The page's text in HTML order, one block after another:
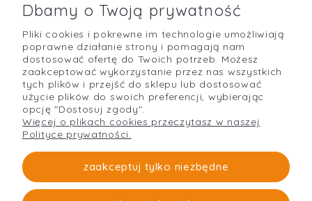
POMOC
O NAS
PŁATNOŚCI I DOSTAWA
Dbamy o Twoją prywatność
Pliki cookies i pokrewne im technologie umożliwiają
poprawne działanie strony i pomagają nam
dostosować ofertę do Twoich potrzeb. Możesz
zaakceptować wykorzystanie przez nas wszystkich
tych plików i przejść do sklepu lub dostosować
użycie plików do swoich preferencji, wybierając
opcję "Dostosuj zgody".
Więcej o plikach cookies przeczytasz w naszej
Polityce prywatności.
zaakceptuj tylko niezbędne